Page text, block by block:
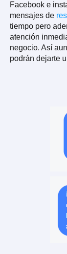
Facebook e
mensajes de
tiempo pero
atención
negocio. Así
podrán dejarte